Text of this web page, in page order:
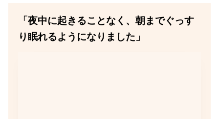
「夜中に起きることなく、朝までぐっす
り眠れるようになりました」